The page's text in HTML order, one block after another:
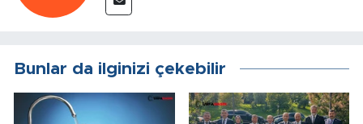
Bunlar da ilginizi çekebilir